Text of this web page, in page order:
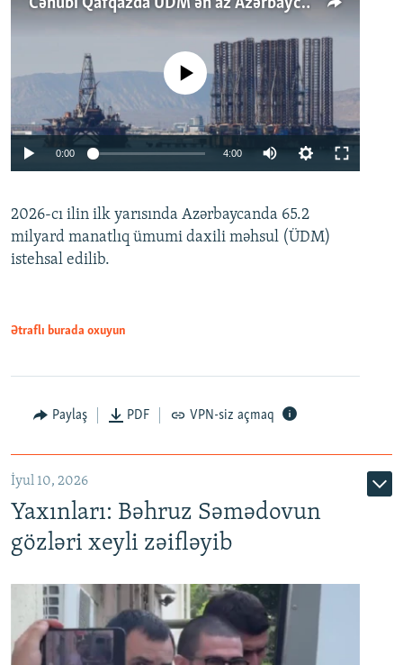
Auto 240p 360p 480p
No media source currently available
0:00 4:00
360p
480p
2026-cı ilin ilk yarısında Azərbaycanda 65.2
milyard manatlıq ümumi daxili məhsul (ÜDM)
istehsal edilib.
Ətraflı burada oxuyun
Paylaş PDF VPN-siz açmaq
İyul 10, 2026
Yaxınları: Bəhruz Səmədovun
gözləri xeyli zəifləyib